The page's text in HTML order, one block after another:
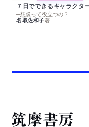
─想像って役立つの？
名取佐和子著